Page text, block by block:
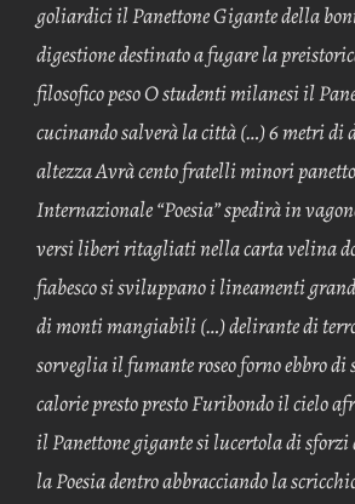
goliardici il Panettone Gigante della
digestione destinato a fugare la
filosofico peso O studenti milanesi il
cucinando salverà la città (…) 6 metri di
altezza Avrà cento fratelli minori
Internazionale “Poesia” spedirà in
versi liberi ritagliati nella carta velina
fiabesco si sviluppano i lineamenti
di monti mangiabili (…) delirante di
sorveglia il fumante roseo forno ebbro
calorie presto presto Furibondo il cielo
il Panettone gigante si lucertola di
la Poesia dentro abbracciando la